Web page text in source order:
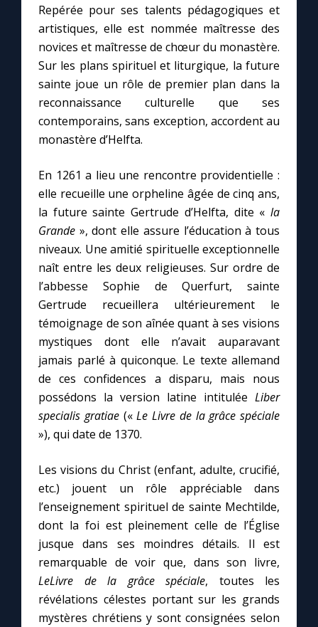
Repérée pour ses talents pédagogiques et
artistiques, elle est nommée maîtresse des
novices et maîtresse de chœur du monastère.
Sur les plans spirituel et liturgique, la future
sainte joue un rôle de premier plan dans la
reconnaissance culturelle que ses
contemporains, sans exception, accordent au
monastère d’Helfta.
En 1261 a lieu une rencontre providentielle :
elle recueille une orpheline âgée de cinq ans,
la future sainte Gertrude d’Helfta, dite « la
Grande », dont elle assure l’éducation à tous
niveaux. Une amitié spirituelle exceptionnelle
naît entre les deux religieuses. Sur ordre de
l’abbesse Sophie de Querfurt, sainte
Gertrude recueillera ultérieurement le
témoignage de son aînée quant à ses visions
mystiques dont elle n’avait auparavant
jamais parlé à quiconque. Le texte allemand
de ces confidences a disparu, mais nous
possédons la version latine intitulée Liber
specialis gratiae(«Le Livre de la grâce spéciale
»), qui date de 1370.
Les visions du Christ (enfant, adulte, crucifié,
etc.) jouent un rôle appréciable dans
l’enseignement spirituel de sainte Mechtilde,
dont la foi est pleinement celle de l’Église
jusque dans ses moindres détails. Il est
remarquable de voir que, dans son livre,
LeLivre de la grâce spéciale, toutes les
révélations célestes portant sur les grands
mystères chrétiens y sont consignées selon